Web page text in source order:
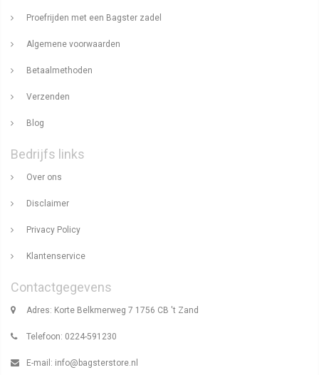
Proefrijden met een Bagster zadel
Algemene voorwaarden
Betaalmethoden
Verzenden
Blog
Bedrijfs links
Over ons
Disclaimer
Privacy Policy
Klantenservice
Contactgegevens
Adres: Korte Belkmerweg 7 1756 CB 't Zand
Telefoon: 0224-591230
E-mail: info@bagsterstore.nl